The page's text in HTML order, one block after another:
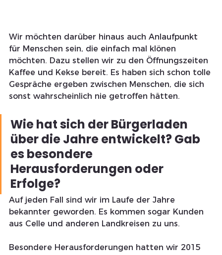
Wir möchten darüber hinaus auch Anlaufpunkt
für Menschen sein, die einfach mal klönen
möchten. Dazu stellen wir zu den Öffnungszeiten
Kaffee und Kekse bereit. Es haben sich schon tolle
Gespräche ergeben zwischen Menschen, die sich
sonst wahrscheinlich nie getroffen hätten.
Wie hat sich der Bürgerladen
über die Jahre entwickelt? Gab
es besondere
Herausforderungen oder
Erfolge?
Auf jeden Fall sind wir im Laufe der Jahre
bekannter geworden. Es kommen sogar Kunden
aus Celle und anderen Landkreisen zu uns.
Besondere Herausforderungen hatten wir 2015